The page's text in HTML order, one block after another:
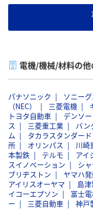
電機/機械/材料の
パナソニック ソニー
（NEC）
三菱電機
トヨタ自動車
デンソー
ス
三菱重工業 バン
ム
タカラスタンダード
所
オリンパス 川崎
本製鉄
テルモ アイ
スイノベーション
シ
ブリヂストン
ヤマハ
アイリスオーヤマ
島
イコーエプソン
富士
ー
三菱自動車 神戸